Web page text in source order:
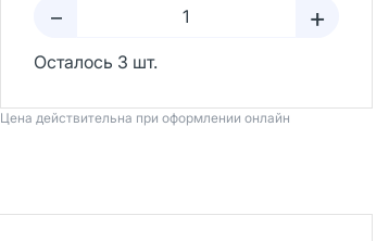
– +
Осталось 3 шт.
Цена действительна при оформлении онлайн